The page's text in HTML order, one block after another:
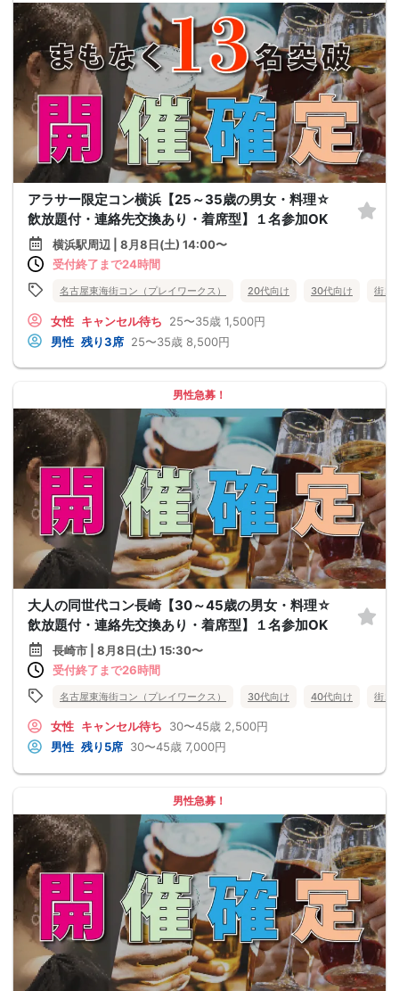
アラサー限定コン横浜【25～35歳の男女・料理☆
飲放題付・連絡先交換あり・着席型】１名参加OK
横浜駅周辺 | 8月8日(土) 14:00〜
受付終了まで24時間
名古屋東海街コン（プレイワークス） 20代向け 30代向け 街コ
女性 キャンセル待ち 25〜35歳 1,500円
男性 残り3席 25〜35歳 8,500円
男性急募！
大人の同世代コン長崎【30～45歳の男女・料理☆
飲放題付・連絡先交換あり・着席型】１名参加OK
長崎市 | 8月8日(土) 15:30〜
受付終了まで26時間
名古屋東海街コン（プレイワークス） 30代向け 40代向け 街コ
女性 キャンセル待ち 30〜45歳 2,500円
男性 残り5席 30〜45歳 7,000円
男性急募！